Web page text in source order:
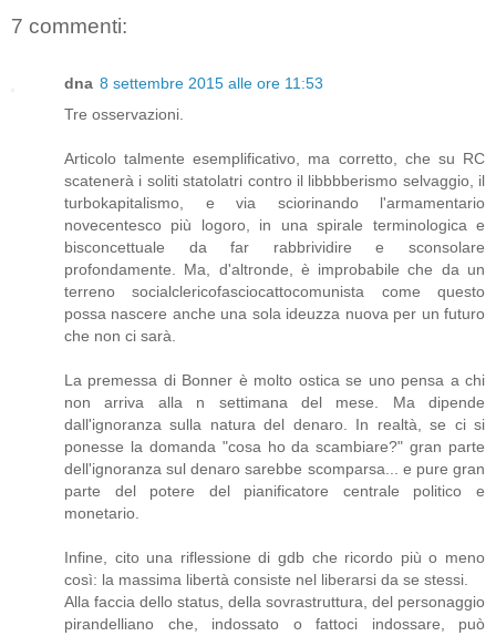
7 commenti:
dna 8 settembre 2015 alle ore 11:53
Tre osservazioni.
Articolo talmente esemplificativo, ma corretto, che su RC
scatenerà i soliti statolatri contro il libbbberismo selvaggio, il
turbokapitalismo, e via sciorinando l'armamentario
novecentesco più logoro, in una spirale terminologica e
bisconcettuale da far rabbrividire e sconsolare
profondamente. Ma, d'altronde, è improbabile che da un
terreno socialclericofasciocattocomunista come questo
possa nascere anche una sola ideuzza nuova per un futuro
che non ci sarà.
La premessa di Bonner è molto ostica se uno pensa a chi
non arriva alla n settimana del mese. Ma dipende
dall'ignoranza sulla natura del denaro. In realtà, se ci si
ponesse la domanda "cosa ho da scambiare?" gran parte
dell'ignoranza sul denaro sarebbe scomparsa... e pure gran
parte del potere del pianificatore centrale politico e
monetario.
Infine, cito una riflessione di gdb che ricordo più o meno
così: la massima libertà consiste nel liberarsi da se stessi.
Alla faccia dello status, della sovrastruttura, del personaggio
pirandelliano che, indossato o fattoci indossare, può